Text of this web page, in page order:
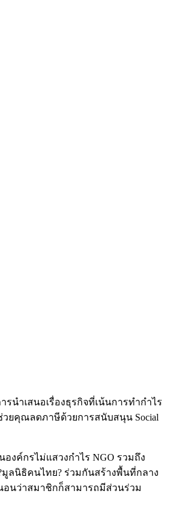
รนำเสนอเรื่องธุรกิจที่เน้นการทำกำไร
วยคุณลดภาษีด้วยการสนับสนุน Social
งค์กรไม่แสวงกำไร NGO รวมถึง
มูลนิธิคนไทย? ร่วมกันสร้างพื้นที่กลาง
อนว่าสมาชิกก็สามารถมีส่วนร่วม